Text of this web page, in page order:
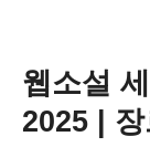
웹소설
2025 | 장